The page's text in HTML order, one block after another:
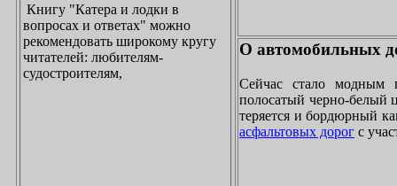
Книгу "Катера и лодки в
вопросах и ответах" можно
рекомендовать широкому кругу
читателей: любителям-
судостроителям,
О автомобильных
Сейчас стало модным
полосатый черно-белый
теряется и бордюрный
асфальтовых дорог с